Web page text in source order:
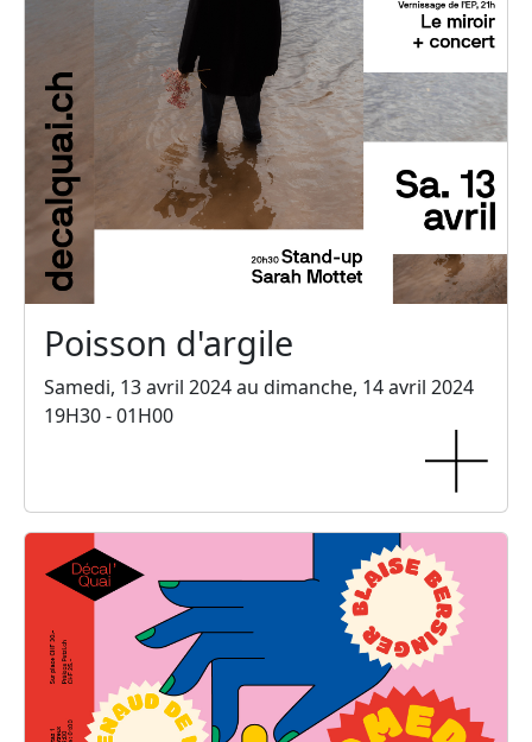
Poisson d'argile
Samedi, 13 avril 2024 au dimanche, 14 avril 2024
19H30 - 01H00